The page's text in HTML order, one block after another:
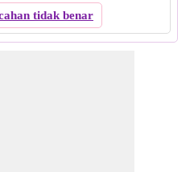
tidak benar